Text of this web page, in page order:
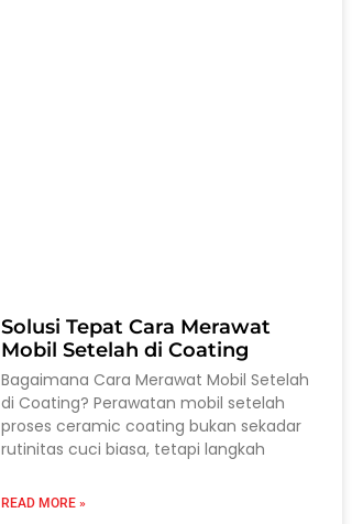
Solusi Tepat Cara Merawat
Mobil Setelah di Coating
Bagaimana Cara Merawat Mobil Setelah
di Coating? Perawatan mobil setelah
proses ceramic coating bukan sekadar
rutinitas cuci biasa, tetapi langkah
READ MORE »